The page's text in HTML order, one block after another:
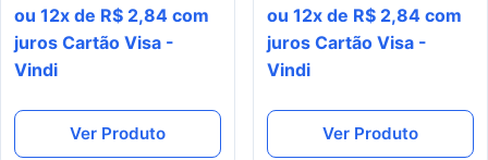
ou 12x de R$ 2,84 com
juros Cartão Visa -
Vindi
Ver Produto
ou 12x de R$ 2,84 com
juros Cartão Visa -
Vindi
Ver Produto